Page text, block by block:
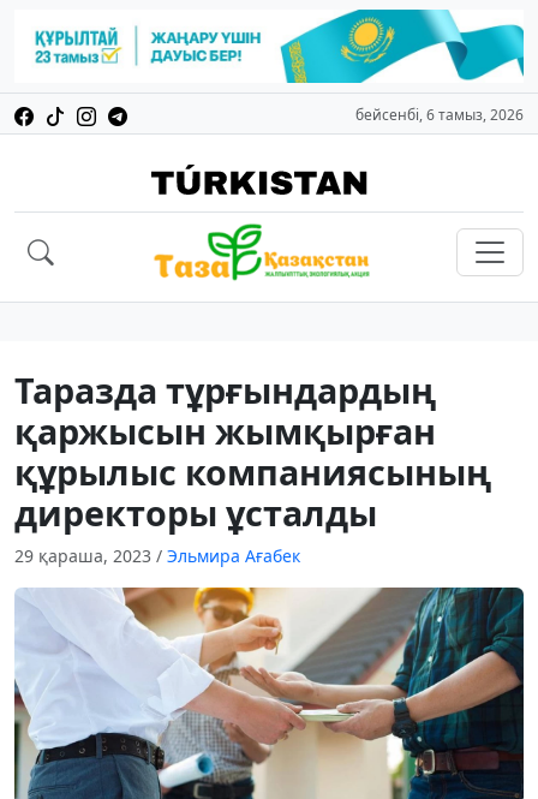
бейсенбі, 6 тамыз, 2026
Таразда тұрғындардың
қаржысын жымқырған
құрылыс компаниясының
директоры ұсталды
29 қараша, 2023 / Эльмира Ағабек